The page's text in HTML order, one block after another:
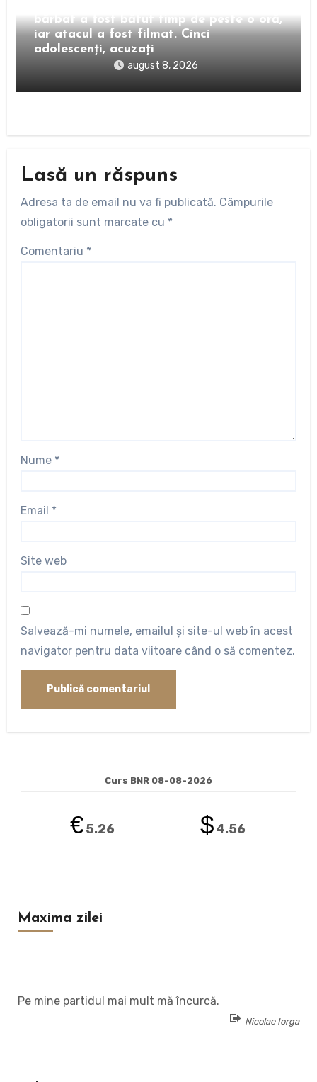
bărbat a fost bătut timp de peste o oră,
iar atacul a fost filmat. Cinci
adolescenți, acuzați
august 8, 2026
Lasă un răspuns
Adresa ta de email nu va fi publicată. Câmpurile
obligatorii sunt marcate cu *
Comentariu *
Nume *
Email *
Site web
Salvează-mi numele, emailul și site-ul web în acest
navigator pentru data viitoare când o să comentez.
Curs BNR 08-08-2026
€5.26 $4.56
Maxima zilei
Pe mine partidul mai mult mă încurcă.
Nicolae Iorga